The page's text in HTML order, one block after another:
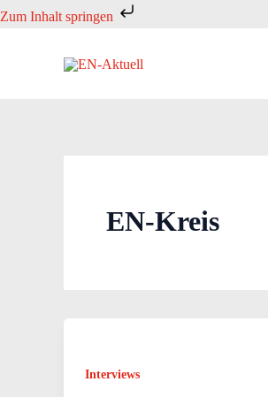
Zum Inhalt springen
Zum
EN-Kreis
Interviews